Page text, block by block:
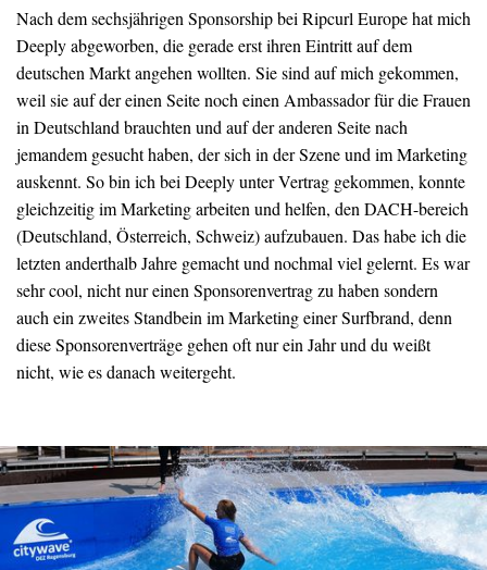
Nach dem sechsjährigen Sponsorship bei Ripcurl Europe hat mich
Deeply abgeworben, die gerade erst ihren Eintritt auf dem
deutschen Markt angehen wollten. Sie sind auf mich gekommen,
weil sie auf der einen Seite noch einen Ambassador für die Frauen
in Deutschland brauchten und auf der anderen Seite nach
jemandem gesucht haben, der sich in der Szene und im Marketing
auskennt. So bin ich bei Deeply unter Vertrag gekommen, konnte
gleichzeitig im Marketing arbeiten und helfen, den DACH-bereich
(Deutschland, Österreich, Schweiz) aufzubauen. Das habe ich die
letzten anderthalb Jahre gemacht und nochmal viel gelernt. Es war
sehr cool, nicht nur einen Sponsorenvertrag zu haben sondern
auch ein zweites Standbein im Marketing einer Surfbrand, denn
diese Sponsorenverträge gehen oft nur ein Jahr und du weißt
nicht, wie es danach weitergeht.